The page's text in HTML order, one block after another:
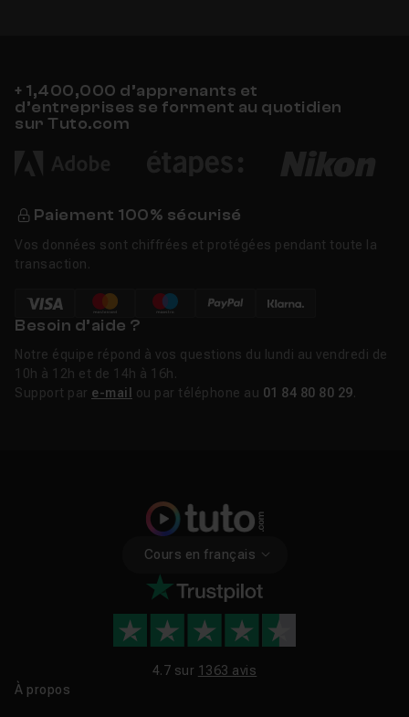
+ 1,400,000 d’apprenants et
d’entreprises se forment au quotidien
sur Tuto.com
Paiement 100% sécurisé
Vos données sont chiffrées et protégées pendant toute la
transaction.
Besoin d’aide ?
Notre équipe répond à vos questions du lundi au vendredi de
10h à 12h et de 14h à 16h.
Support par e-mail ou par téléphone au 01 84 80 80 29
Cours en français
4.7 sur 1363 avis
À propos